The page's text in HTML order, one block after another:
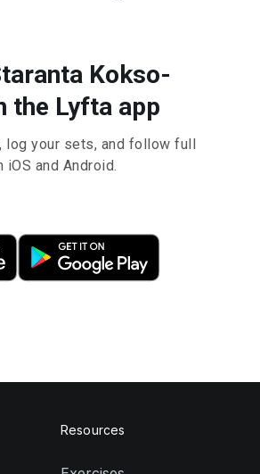
Kokso-
the Lyfta app
log your sets, and follow full
and Android.
Resources